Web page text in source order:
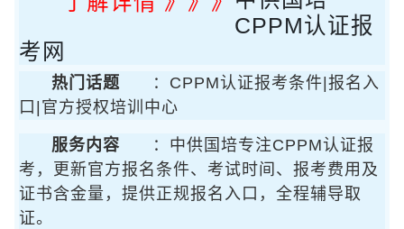
CPPM认证报
考网
热门话题
：CPPM认证报考条件|报名入
口|官方授权培训中心
服务内容
：中供国培专注CPPM认证报
考，更新官方报名条件、考试时间、报考费用及
证书含金量，提供正规报名入口，全程辅导取
证。